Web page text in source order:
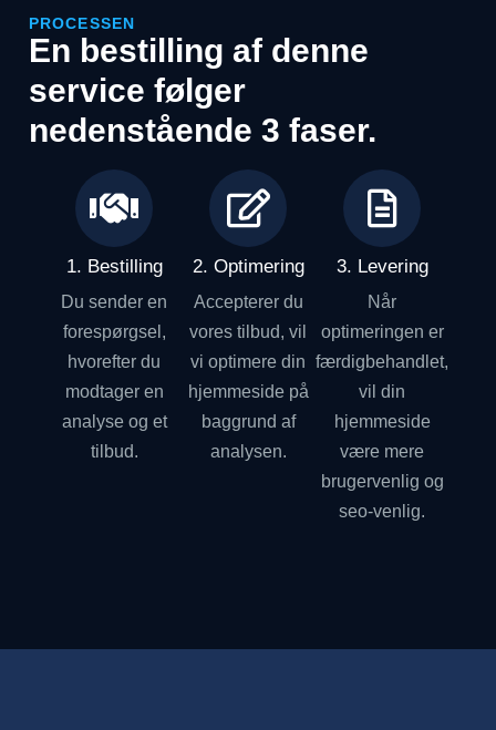
PROCESSEN
En bestilling af denne
service følger
nedenstående 3 faser.
1. Bestilling
Du sender en
forespørgsel,
hvorefter du
modtager en
analyse og et
tilbud.
2. Optimering
Accepterer du
vores tilbud, vil
vi optimere din
hjemmeside på
baggrund af
analysen.
3. Levering
Når
optimeringen er
færdigbehandlet,
vil din
hjemmeside
være mere
brugervenlig og
seo-venlig.